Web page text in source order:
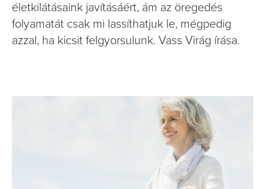
életkilátásaink javításáért, ám az öregedés
folyamatát csak mi lassíthatjuk le, mégpedig
azzal, ha kicsit felgyorsulunk. Vass Virág írása.